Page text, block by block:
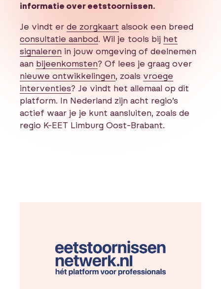
informatie over eetstoornissen.
Je vindt er de zorgkaart alsook een breed
consultatie aanbod. Wil je tools bij het
signaleren in jouw omgeving of deelnemen
aan bijeenkomsten? Of lees je graag over
nieuwe ontwikkelingen, zoals vroege
interventies? Je vindt het allemaal op dit
platform. In Nederland zijn acht regio’s
actief waar je je kunt aansluiten, zoals de
regio K-EET Limburg Oost-Brabant.